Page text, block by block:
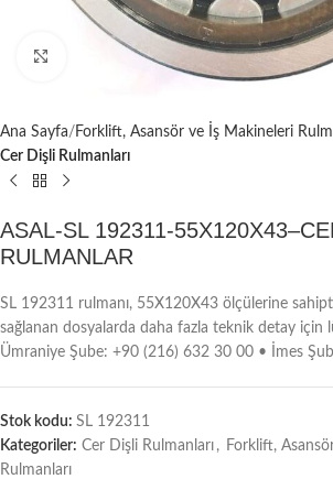
Büyütmek için tıklayın
Ana Sayfa
Forklift, Asansör ve İş Makineleri
Cer Dişli Rulmanları
ASAL-SL 192311-
RULMANLAR
SL 192311 rulmanı, 55X120X43 ölçülerine
sağlanan dosyalarda daha fazla teknik detay
Ümraniye Şube: +90 (216) 632 30 00 • İmes
Stok kodu: SL 192311
Kategoriler: Cer Dişli Rulmanları , Forklift,
Rulmanları